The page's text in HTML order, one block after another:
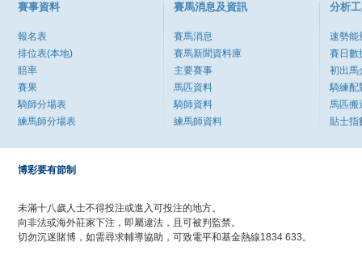
賽事資料
報名表
排位表(本地)
賠率
賽果
騎師分場表
練馬師分場表
賽馬消息及資訊
賽馬消息
賽馬新聞資料庫
主要賽事
馬匹資料
騎師資料
練馬師資料
分析
速勢能
賽日數
初出馬
騎練配
馬匹搬
貼士指
博彩要有節制
未滿十八歲人士不得投注或進入可投注的地方。
向非法或海外莊家下注，即屬違法，且可被判監禁。
切勿沉迷賭博，如需尋求輔導協助，可致電平和基金熱線1834 633。